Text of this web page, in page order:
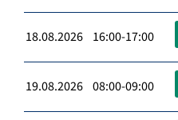
18.08.2026 16:00-17:00
19.08.2026 08:00-09:00